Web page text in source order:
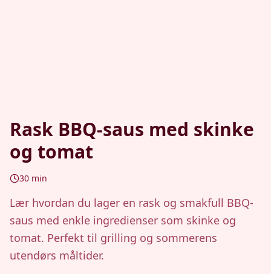
Rask BBQ-saus med skinke
og tomat
30 min
Lær hvordan du lager en rask og smakfull BBQ-
saus med enkle ingredienser som skinke og
tomat. Perfekt til grilling og sommerens
utendørs måltider.